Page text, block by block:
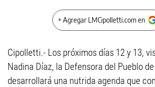
+ Agregar LMCipolletti.com en
Cipolletti.- Los próximos días 12 y 13,
Nadina Díaz, la Defensora del Pueblo
desarrollará una nutrida agenda que